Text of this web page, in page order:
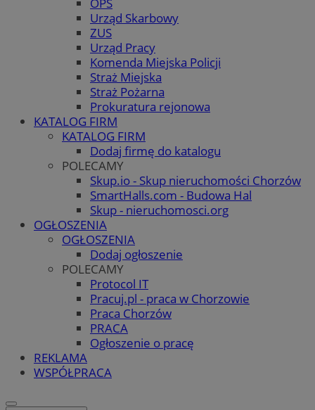
Urząd Skarbowy
ZUS
Urząd Pracy
Komenda Miejska Policji
Straż Miejska
Straż Pożarna
Prokuratura rejonowa
KATALOG FIRM
KATALOG FIRM
Dodaj firmę do katalogu
POLECAMY
Skup.io - Skup nieruchomości Chorzów
SmartHalls.com - Budowa Hal
Skup - nieruchomosci.org
OGŁOSZENIA
OGŁOSZENIA
Dodaj ogłoszenie
POLECAMY
Protocol IT
Pracuj.pl - praca w Chorzowie
Praca Chorzów
PRACA
Ogłoszenie o pracę
REKLAMA
WSPÓŁPRACA